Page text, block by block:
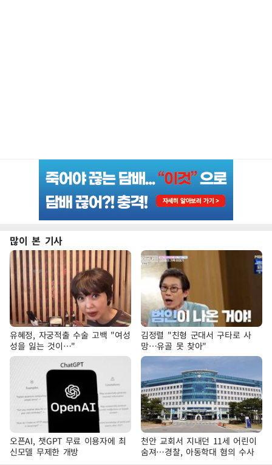
많이 본 기사
유혜정, 자궁적출 수술 고백 "여성
성을 잃는 것이…"
김정렬 "친형 군대서 구타로 사
망…유골 못 찾아"
오픈AI, 챗GPT 무료 이용자에 최
신모델 무제한 개방
천안 교회서 지내던 11세 어린이
숨져…경찰, 아동학대 혐의 수사